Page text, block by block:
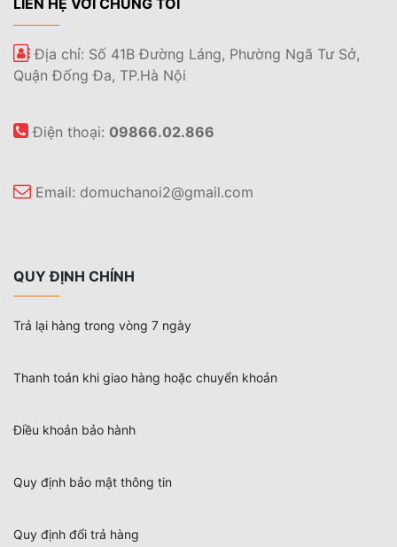
Địa chỉ: Số 41B Đường Láng, Phường Ngã Tư Sở,
Quận Đống Đa, TP.Hà Nội
Điện thoại: 09866.02.866
Email: domuchanoi2@gmail.com
QUY ĐỊNH CHÍNH
Trả lại hàng trong vòng 7 ngày
Thanh toán khi giao hàng hoặc chuyển khoản
Điều khoản bảo hành
Quy định bảo mật thông tin
Quy định đổi trả hàng